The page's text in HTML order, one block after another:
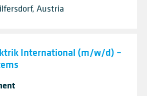
Austria
International (m/w/d) –